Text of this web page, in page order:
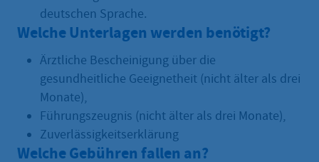
deutschen Sprache.
Welche Unterlagen werden benötigt?
Ärztliche Bescheinigung über die
gesundheitliche Geeignetheit (nicht älter als drei
Monate),
Führungszeugnis (nicht älter als drei Monate),
Zuverlässigkeitserklärung
Welche Gebühren fallen an?